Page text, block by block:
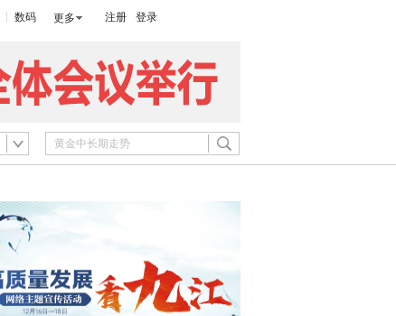
数码 更多 注册 登录